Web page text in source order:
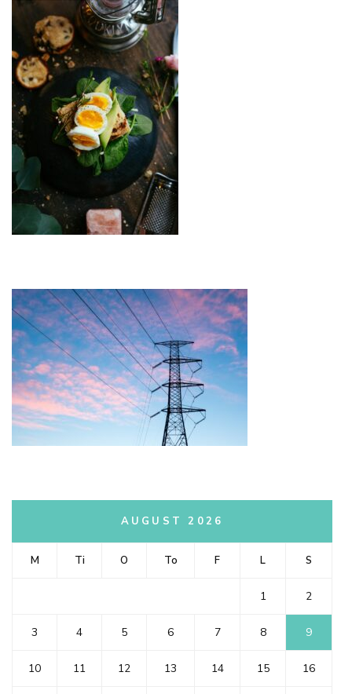
AUGUST 2026
M Ti O To F L S
1 2
3 4 5 6 7 8 9
10 11 12 13 14 15 16